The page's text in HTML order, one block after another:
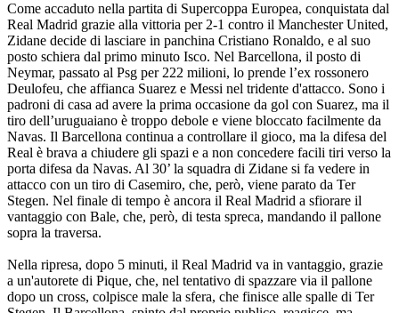
Come accaduto nella partita di Supercoppa Europea, conquistata dal
Real Madrid grazie alla vittoria per 2-1 contro il Manchester United,
Zidane decide di lasciare in panchina Cristiano Ronaldo, e al suo
posto schiera dal primo minuto Isco. Nel Barcellona, il posto di
Neymar, passato al Psg per 222 milioni, lo prende l’ex rossonero
Deulofeu, che affianca Suarez e Messi nel tridente d'attacco. Sono i
padroni di casa ad avere la prima occasione da gol con Suarez, ma il
tiro dell’uruguaiano è troppo debole e viene bloccato facilmente da
Navas. Il Barcellona continua a controllare il gioco, ma la difesa del
Real è brava a chiudere gli spazi e a non concedere facili tiri verso la
porta difesa da Navas. Al 30’ la squadra di Zidane si fa vedere in
attacco con un tiro di Casemiro, che, però, viene parato da Ter
Stegen. Nel finale di tempo è ancora il Real Madrid a sfiorare il
vantaggio con Bale, che, però, di testa spreca, mandando il pallone
sopra la traversa.
Nella ripresa, dopo 5 minuti, il Real Madrid va in vantaggio, grazie
a un'autorete di Pique, che, nel tentativo di spazzare via il pallone
dopo un cross, colpisce male la sfera, che finisce alle spalle di Ter